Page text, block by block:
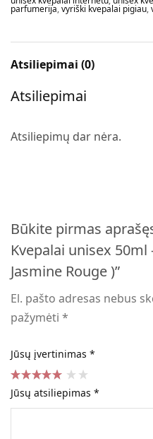
parfumerija,vyriški kvepalai pigiau,
Atsiliepimai (0)
Atsiliepimai
Atsiliepimų dar nėra.
Būkite pirmas
Kvepalai unisex 50ml
Jasmine Rouge )”
El. pašto adresas nebus
pažymėti*
Jūsų įvertinimas *
Jūsų atsiliepimas*